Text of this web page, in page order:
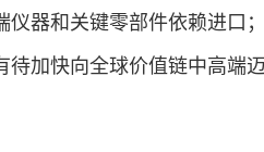
和关键零部件依赖进口；
加快向全球价值链中高端